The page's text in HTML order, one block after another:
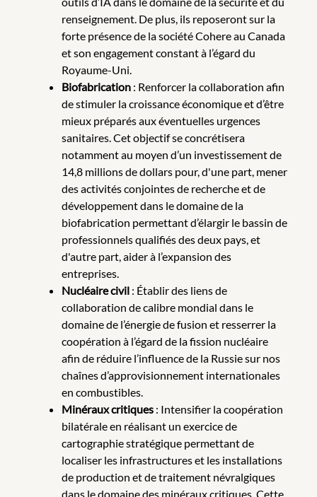
renseignement. De plus, ils reposeront sur la
forte présence de la société Cohere au Canada
et son engagement constant à l’égard du
Royaume-Uni.
Biofabrication : Renforcer la collaboration afin
de stimuler la croissance économique et d’être
mieux préparés aux éventuelles urgences
sanitaires. Cet objectif se concrétisera
notamment au moyen d’un investissement de
14,8 millions de dollars pour, d'une part, mener
des activités conjointes de recherche et de
développement dans le domaine de la
biofabrication permettant d’élargir le bassin de
professionnels qualifiés des deux pays, et
d'autre part, aider à l’expansion des
entreprises.
Nucléaire civil : Établir des liens de
collaboration de calibre mondial dans le
domaine de l’énergie de fusion et resserrer la
coopération à l’égard de la fission nucléaire
afin de réduire l’influence de la Russie sur nos
chaînes d’approvisionnement internationales
en combustibles.
Minéraux critiques : Intensifier la coopération
bilatérale en réalisant un exercice de
cartographie stratégique permettant de
localiser les infrastructures et les installations
de production et de traitement névralgiques
dans le domaine des minéraux critiques. Cette